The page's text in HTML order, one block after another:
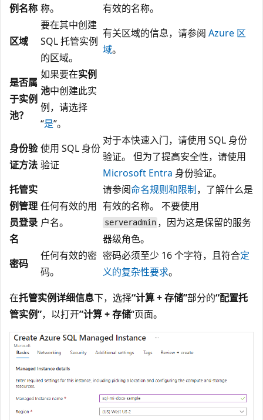
例名称 称。
有效的名称。
区域
要在其中创建
SQL 托管实例
的区域。
有关区域的信息，请参阅 Azure 区
域。
是否属
于实例
池？
如果要在实例
池中创建此实
例，请选择
“是”。
身份验
证方法
使用 SQL 身份
验证
对于本快速入门，请使用 SQL 身份
验证。 但为了提高安全性，请使用
Microsoft Entra 身份验证。
托管实
例管理
员登录
名
任何有效的用
户名。
请参阅命名规则和限制，了解什么是
有效的名称。 不要使用
serveradmin ，因为这是保留的服务
器级角色。
密码
任何有效的密
码。
密码必须至少 16 个字符，且符合定
义的复杂性要求。
在托管实例详细信息下，选择“计算 + 存储”部分的“配置托
管实例”，以打开”计算 + 存储“页面。